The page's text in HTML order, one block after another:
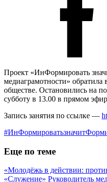
Проект «ИнФормировать
медиаграмотности»
обществе. Остановились на
субботу в 13.00 в прямом
Запись занятия по ссылке —
Еще по теме
«Молодёжь в действии:
«Служение» Руководитель